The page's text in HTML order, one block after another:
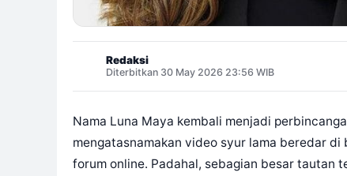
Redaksi
Diterbitkan 30 May 2026 23:56 WIB
Nama Luna Maya kembali menjadi
mengatasnamakan video syur lama beredar
forum online. Padahal, sebagian besar tautan